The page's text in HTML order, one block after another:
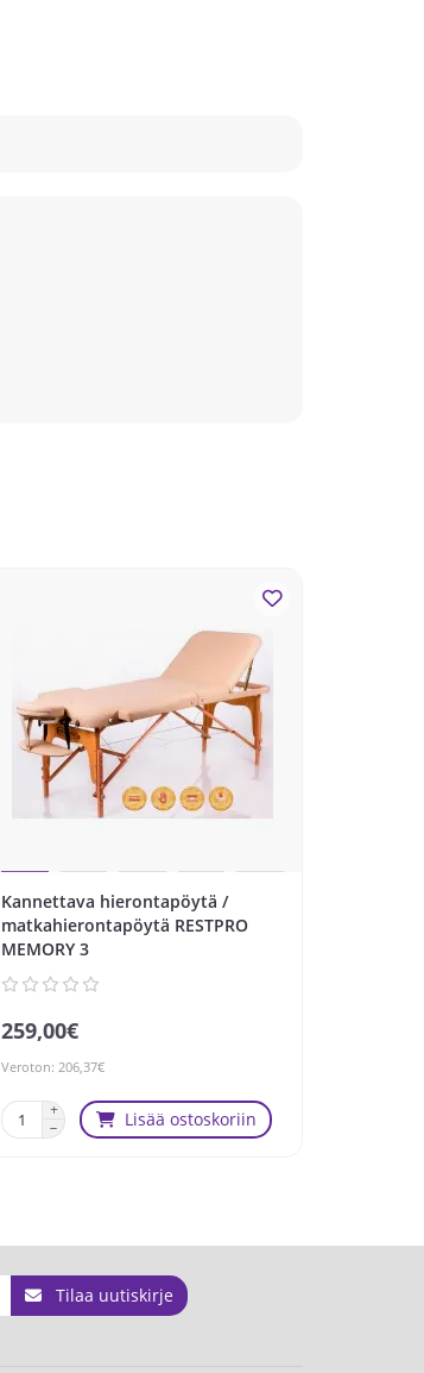
Kannettava hierontapöytä /
matkahierontapöytä RESTPRO
MEMORY 3
259,00€
Veroton: 206,37€
Lisää ostoskoriin
Tilaa uutiskirje